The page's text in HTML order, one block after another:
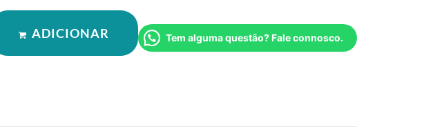
ADICIONAR Tem alguma questão? Fale connosco.